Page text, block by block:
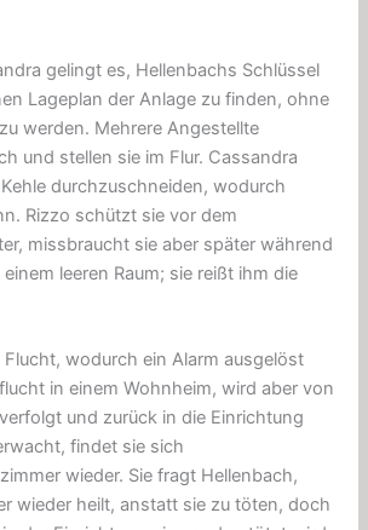
gelingt es, Hellenbachs Schlüssel
Lageplan der Anlage zu finden, ohne
werden. Mehrere Angestellte
und stellen sie im Flur. Cassandra
durchzuschneiden, wodurch
Rizzo schützt sie vor dem
missbraucht sie aber später während
leeren Raum; sie reißt ihm die
wodurch ein Alarm ausgelöst
in einem Wohnheim, wird aber von
und zurück in die Einrichtung
findet sie sich
wieder. Sie fragt Hellenbach,
wieder heilt, anstatt sie zu töten, doch